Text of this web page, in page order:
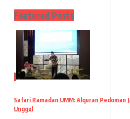
Featured Posts
1
Safari Ramadan UMM: Alquran Pedoman
Unggul